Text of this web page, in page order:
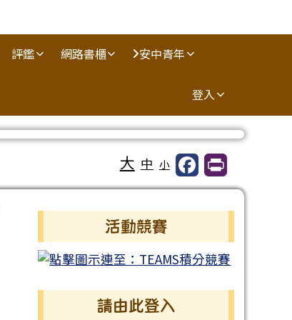
評鑑 網路書櫃 安中青年
登入
大 中 小
左邊區域內容
活動競賽
請由此登入